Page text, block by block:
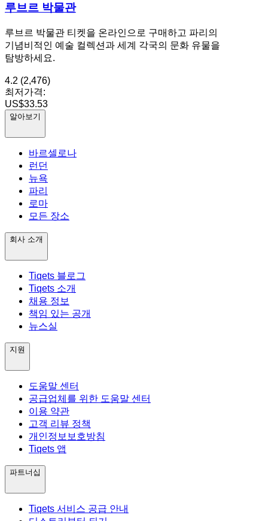
루브르 박물관
루브르 박물관 티켓을 온라인으로 구매하고 파리의
기념비적인 예술 컬렉션과 세계 각국의 문화 유물을
탐방하세요.
4.2 (2,476)
최저가격:
US$33.53
알아보기
바르셀로나
런던
뉴욕
파리
로마
모든 장소
회사 소개
Tiqets 블로그
Tiqets 소개
채용 정보
책임 있는 공개
뉴스실
지원
도움말 센터
공급업체를 위한 도움말 센터
이용 약관
고객 리뷰 정책
개인정보보호방침
Tiqets 앱
파트너십
Tiqets 서비스 공급 안내